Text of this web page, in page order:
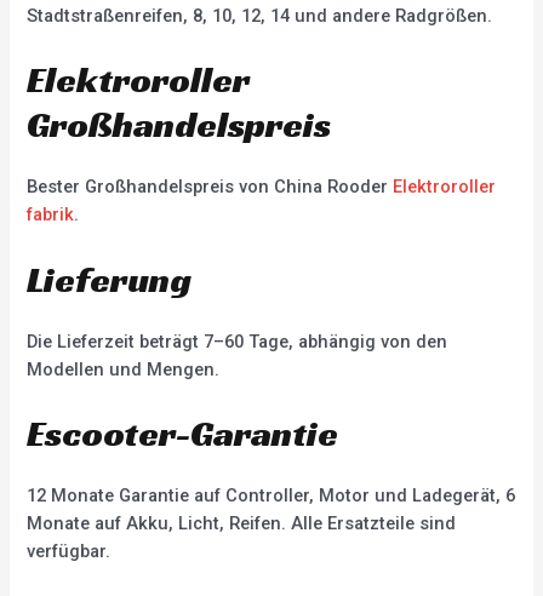
Stadtstraßenreifen, 8, 10, 12, 14 und andere Radgrößen.
Elektroroller
Großhandelspreis
Bester Großhandelspreis von China Rooder Elektroroller
fabrik.
Lieferung
Die Lieferzeit beträgt 7–60 Tage, abhängig von den
Modellen und Mengen.
Escooter-Garantie
12 Monate Garantie auf Controller, Motor und Ladegerät, 6
Monate auf Akku, Licht, Reifen. Alle Ersatzteile sind
verfügbar.